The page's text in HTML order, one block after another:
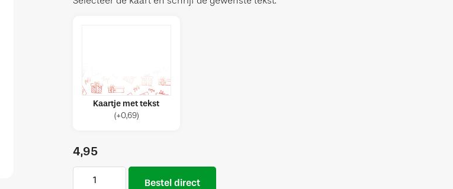
Kaartje met tekst
(+0,69)
4,95
Bestel direct